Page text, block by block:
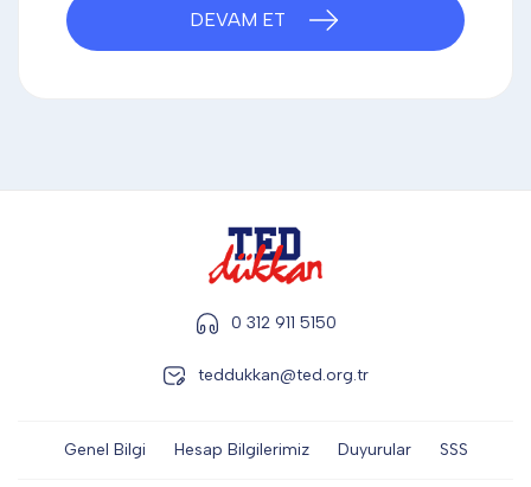
DEVAM ET
0 312 911 5150
teddukkan@ted.org.tr
Genel Bilgi Hesap Bilgilerimiz Duyurular SSS